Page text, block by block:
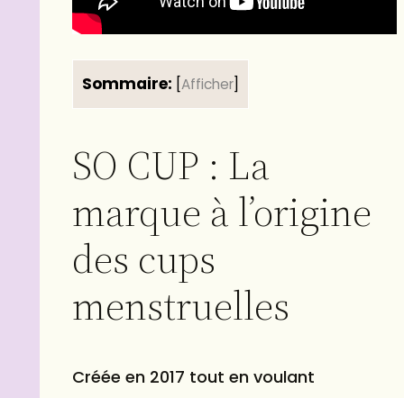
Sommaire: Afficher
SO CUP : La
marque à l’origine
des cups
menstruelles
Créée en 2017 tout en voulant